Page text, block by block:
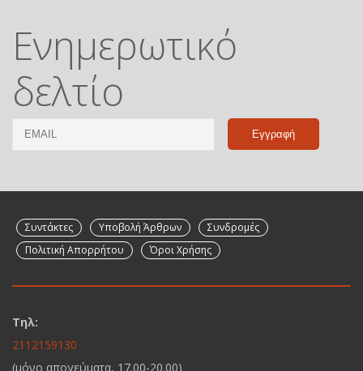
Ενημερωτικό
δελτίο
Email
Συντάκτες Υποβολή Άρθρων
Συνδρομές
Πολιτική Απορρήτου
Όροι Χρήσης
Τηλ:
2112159130
(μόνο απογεύματα, 17.00-20.00)